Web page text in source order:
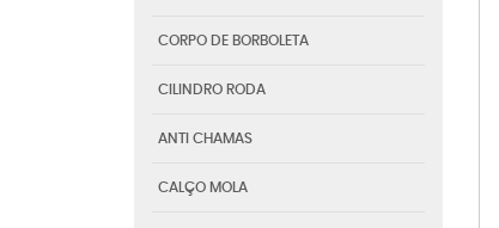
CORPO DE BORBOLETA
CILINDRO RODA
ANTI CHAMAS
CALÇO MOLA